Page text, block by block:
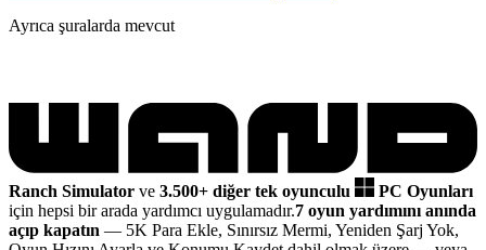
Ayrıca şuralarda mevcut
Ranch Simulator ve 3.500+ diğer tek oyunculu
PC Oyunları
için hepsi bir arada yardımcı uygulamadır.7 oyun yardımını anında
açıp kapatın — 5K Para Ekle, Sınırsız Mermi, Yeniden Şarj Yok,